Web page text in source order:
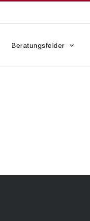
Beratungsfelder